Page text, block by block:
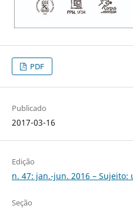
PDF
Publicado
2017-03-16
Edição
n. 47: jan.-jun. 2016 –
Seção